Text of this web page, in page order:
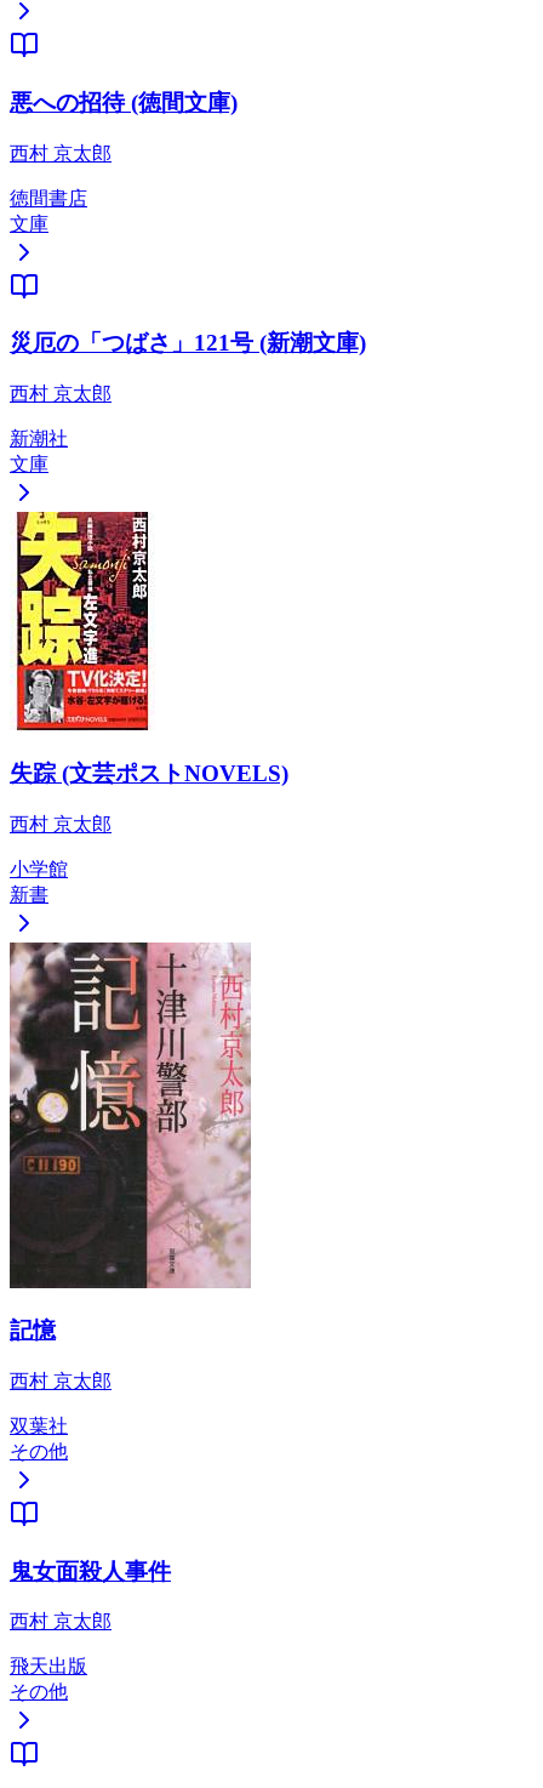
悪への招待 (徳間文庫)
西村 京太郎
徳間書店
文庫
災厄の「つばさ」121号 (新潮文庫)
西村 京太郎
新潮社
文庫
失踪 (文芸ポストNOVELS)
西村 京太郎
小学館
新書
記憶
西村 京太郎
双葉社
その他
鬼女面殺人事件
西村 京太郎
飛天出版
その他